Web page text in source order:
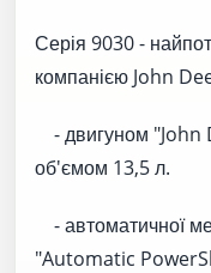
Серія 9030 -
компанією John
- двигуном "John
об'ємом 13,5 л.
- автоматичної
"Automatic